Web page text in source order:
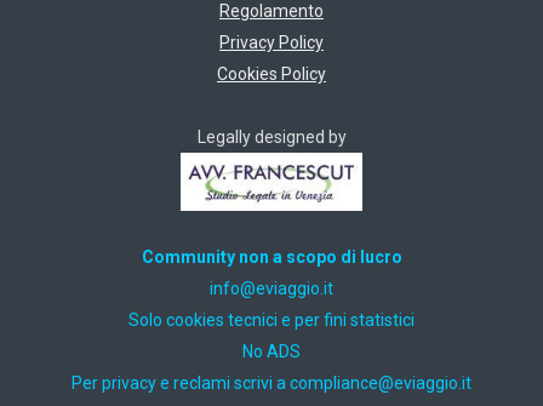
Regolamento
Privacy Policy
Cookies Policy
Legally designed by
Community non a scopo di lucro
ti.oiggaive@ofni
Solo cookies tecnici e per fini statistici
No ADS
Per privacy e reclami scrivi a ti.oiggaive@ecnailpmoc